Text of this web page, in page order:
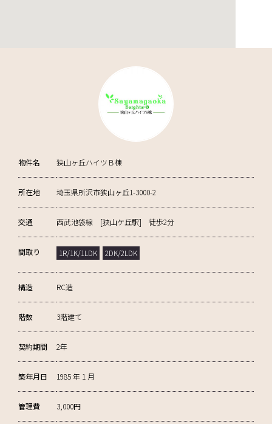
物件名 狭山ヶ丘ハイツＢ棟
所在地 埼玉県所沢市狭山ヶ丘1-3000-2
交通 西武池袋線 [狭山ケ丘駅] 徒歩2分
間取り 1R/1K/1LDK 2DK/2LDK
構造 RC造
階数 3階建て
契約期間 2年
築年月日 1985 年 1 月
管理費 3,000円